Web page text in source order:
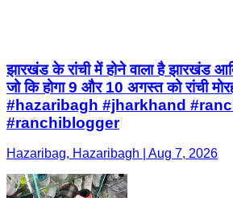
झारखंड के रांची में होने वाला है झारखंड
जो कि होगा 9 और 10 अगस्त को रांची
#hazaribagh #jharkhand
#ranchiblogger
Hazaribag, Hazaribagh | Aug 7, 2026